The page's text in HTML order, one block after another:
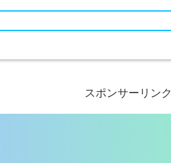
スポンサーリンク